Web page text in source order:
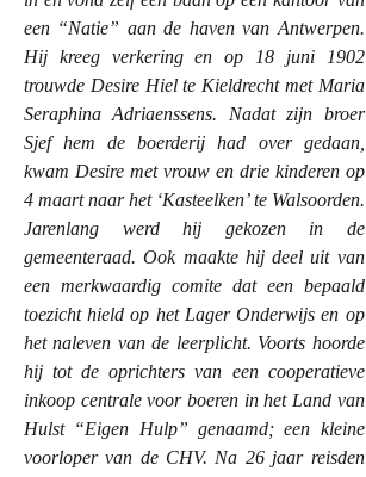
een “Natie” aan de haven van Antwerpen.
Hij kreeg verkering en op 18 juni 1902
trouwde Desire Hiel te Kieldrecht met Maria
Seraphina Adriaenssens. Nadat zijn broer
Sjef hem de boerderij had over gedaan,
kwam Desire met vrouw en drie kinderen op
4 maart naar het ‘Kasteelken’ te Walsoorden.
Jarenlang werd hij gekozen in de
gemeenteraad. Ook maakte hij deel uit van
een merkwaardig comite dat een bepaald
toezicht hield op het Lager Onderwijs en op
het naleven van de leerplicht. Voorts hoorde
hij tot de oprichters van een cooperatieve
inkoop centrale voor boeren in het Land van
Hulst “Eigen Hulp” genaamd; een kleine
voorloper van de CHV. Na 26 jaar reisden